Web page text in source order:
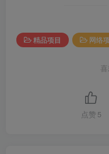
精品项目 网络
点赞 5